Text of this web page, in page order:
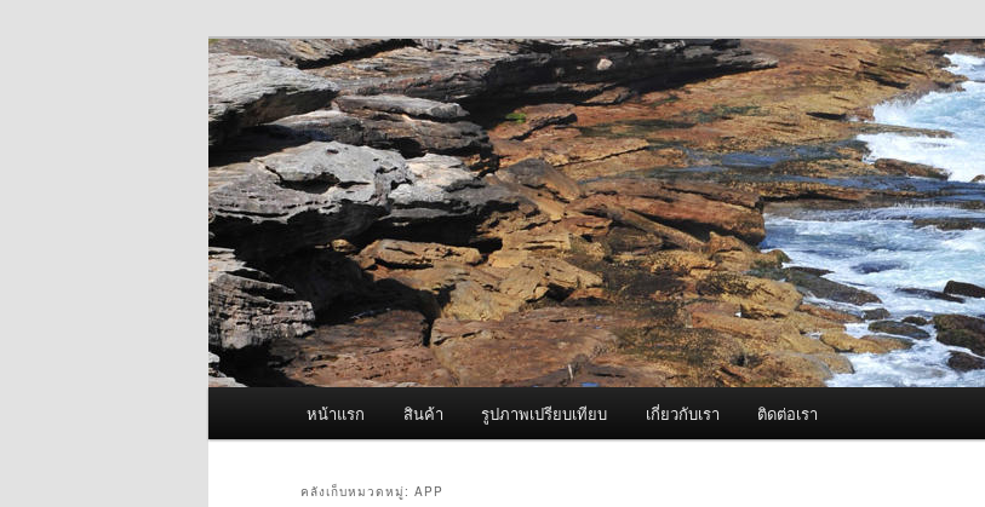
ผู้นำเข้าเครื่องพ่นหมอกควัน Best Fogger /
Fogger One และ อะไหล่
จำหน่ายเครื่องพ่นหมอกควัน คุณภาพดี บริการด้วยความจริงใจ
หน้าแรก สินค้า รูปภาพเปรียบเทียบ เกี่ยวกับเรา ติดต่อเรา
คลังเก็บหมวดหมู่: APP